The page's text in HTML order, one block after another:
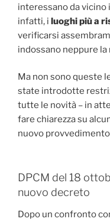
interessano da vicino i
infatti, i luoghi più a
verificarsi
indossano neppure la
Ma non sono queste
state introdotte
tutte le novità – in
fare chiarezza su
nuovo
DPCM del 18
nuovo decreto
Dopo un confronto